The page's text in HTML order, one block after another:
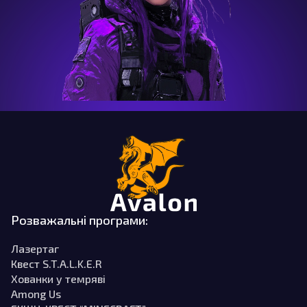
Розважальні програми:
Лазертаг
Квест S.T.A.L.K.E.R
Хованки у темряві
Among Us